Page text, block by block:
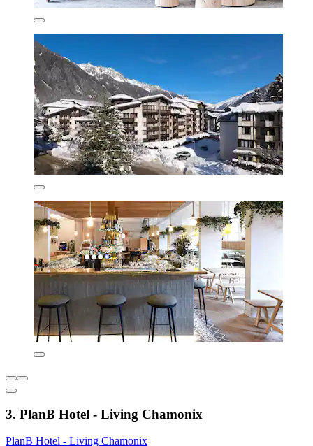
3. PlanB Hotel - Living Chamonix
PlanB Hotel - Living Chamonix